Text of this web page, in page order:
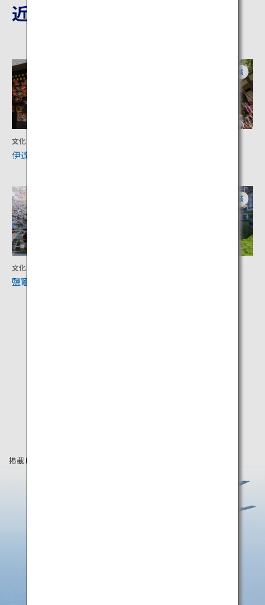
近隣の観光地
文化
伊達政宗公霊屋 瑞鳳殿
宮城
文化
鹽竈桜（鹽竈神社）
宮城
掲載している情報は2019年4月時点の情報です。